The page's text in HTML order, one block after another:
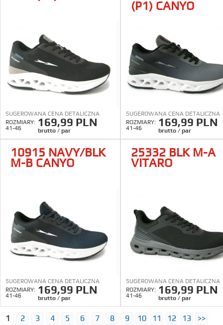
SUGEROWANA CENA DETALICZNA
ROZMIARY:
41-46
169,99 PLN
brutto / par
(P1) CANYO
SUGEROWANA CENA DETALICZNA
ROZMIARY:
41-46
169,99 PLN
brutto / par
10915 NAVY/BLK
M-B CANYO
SUGEROWANA CENA DETALICZNA
ROZMIARY:
41-46
169,99 PLN
brutto / par
25332 BLK M-A
VITARO
SUGEROWANA CENA DETALICZNA
ROZMIARY:
41-46
169,99 PLN
brutto / par
1 2 3 4 5 6 7 8 9 10 11 12 13 >>